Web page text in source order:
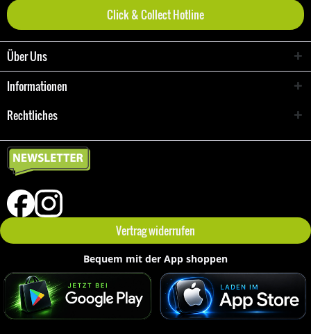
Click & Collect Hotline
Über Uns
Informationen
Rechtliches
Vertrag widerrufen
Bequem mit der App shoppen